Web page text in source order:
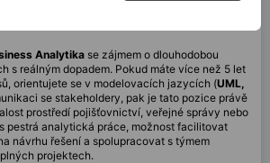
Analytika se zájmem o dlouhodobou
s reálným dopadem. Pokud máte více než 5 let
orientujete se v modelovacích jazycích (UML,
se stakeholdery, pak je tato pozice právě
prostředí pojišťovnictví, veřejné správy nebo
pestrá analytická práce, možnost facilitovat
návrhu řešení a spolupracovat s týmem
projektech.